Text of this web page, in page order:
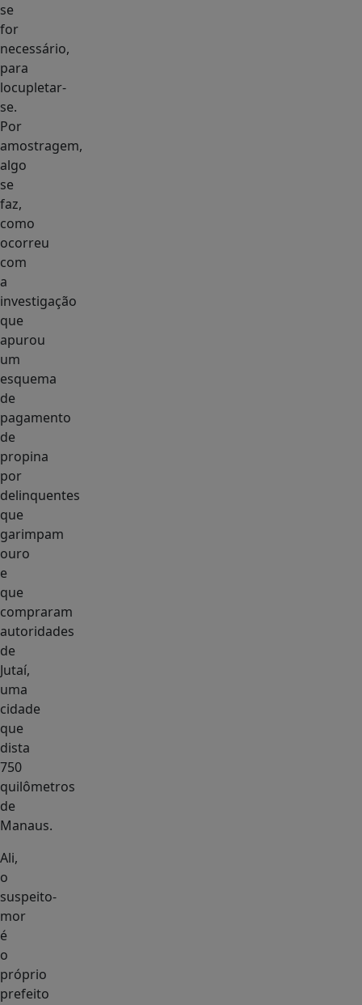
se
for
necessário,
para
locupletar-
se.
Por
amostragem,
algo
se
faz,
como
ocorreu
com
a
investigação
que
apurou
um
esquema
de
pagamento
de
propina
por
delinquentes
que
garimpam
ouro
e
que
compraram
autoridades
de
Jutaí,
uma
cidade
que
dista
750
quilômetros
de
Manaus.
Ali,
o
suspeito-
mor
é
o
próprio
prefeito